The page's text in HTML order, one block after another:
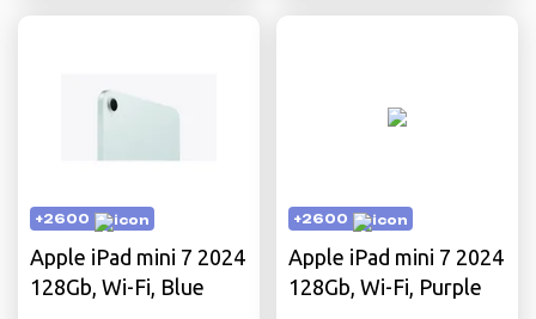
+2600
Apple iPad mini 7 2024
128Gb, Wi-Fi, Blue
+2600
Apple iPad mini 7 2024
128Gb, Wi-Fi, Purple